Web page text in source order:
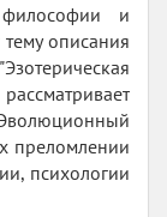
и
описания
преломлении
психологии